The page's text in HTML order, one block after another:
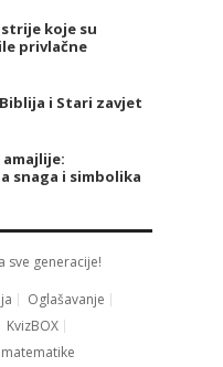
koje su
privlačne
Biblija i Stari zavjet
snaga i simbolika
sve generacije!
Oglašavanje
KvizBOX